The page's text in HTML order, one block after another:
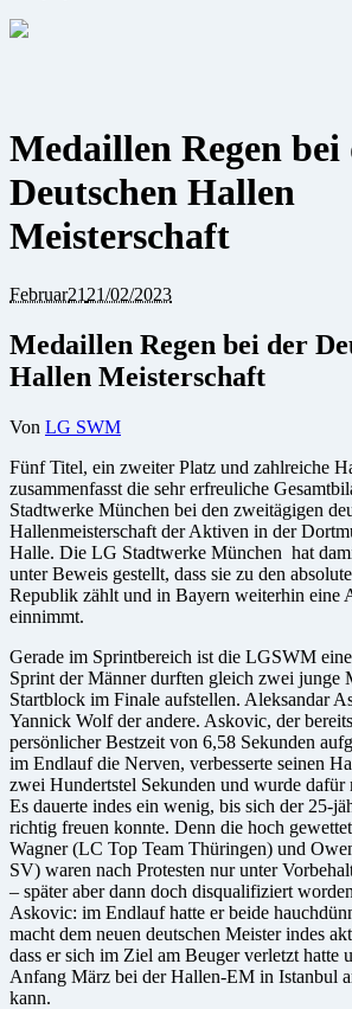
Medaillen Regen bei
Deutschen Hallen
Meisterschaft
Februar21 21/02/2023
Medaillen Regen bei der
Hallen Meisterschaft
Von LG SWM
Fünf Titel, ein zweiter Platz und zahlreiche
zusammenfasst die sehr erfreuliche
Stadtwerke München bei den zweitägigen
Hallenmeisterschaft der Aktiven in der
Halle. Die LG Stadtwerke München hat
unter Beweis gestellt, dass sie zu den
Republik zählt und in Bayern weiterhin eine
einnimmt.
Gerade im Sprintbereich ist die LGSWM
Sprint der Männer durften gleich zwei junge
Startblock im Finale aufstellen. Aleksandar
Yannick Wolf der andere. Askovic, der
persönlicher Bestzeit von 6,58 Sekunden
im Endlauf die Nerven, verbesserte seinen
zwei Hundertstel Sekunden und wurde dafür
Es dauerte indes ein wenig, bis sich der 25-
richtig freuen konnte. Denn die hoch
Wagner (LC Top Team Thüringen) und
SV) waren nach Protesten nur unter
– später aber dann doch disqualifiziert
Askovic: im Endlauf hatte er beide
macht dem neuen deutschen Meister indes
dass er sich im Ziel am Beuger verletzt hatte
Anfang März bei der Hallen-EM in Istanbul
kann.